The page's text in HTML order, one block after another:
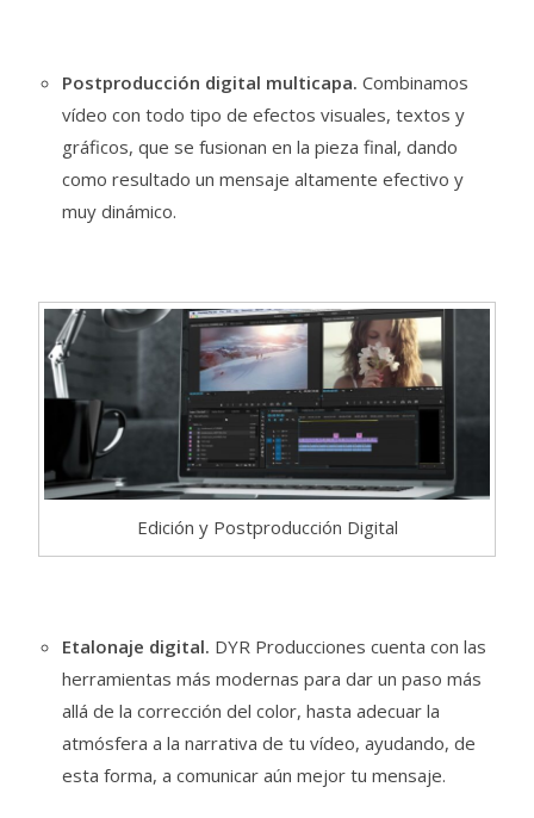
Postproducción digital multicapa. Combinamos
vídeo con todo tipo de efectos visuales, textos y
gráficos, que se fusionan en la pieza final, dando
como resultado un mensaje altamente efectivo y
muy dinámico.
Edición y Postproducción Digital
Etalonaje digital. DYR Producciones cuenta con las
herramientas más modernas para dar un paso más
allá de la corrección del color, hasta adecuar la
atmósfera a la narrativa de tu vídeo, ayudando, de
esta forma, a comunicar aún mejor tu mensaje.